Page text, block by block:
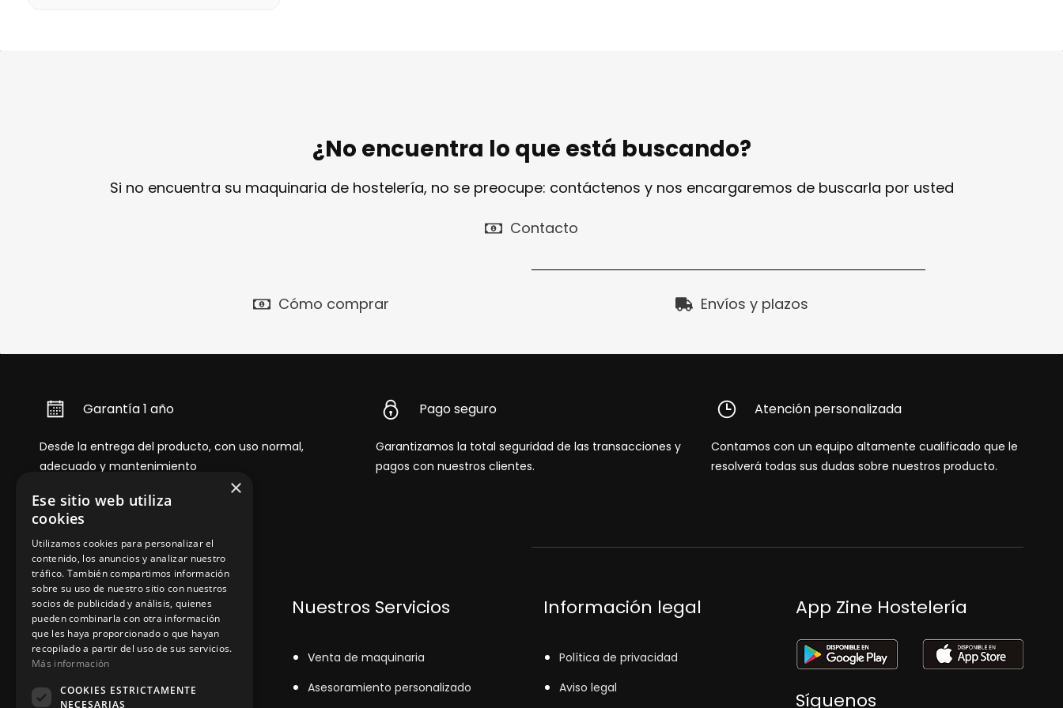
¿No encuentra lo que está buscando?
Si no encuentra su maquinaria de hostelería, no se preocupe: contáctenos y nos encargaremos de buscarla por usted
Contacto
Cómo comprar Envíos y plazos
Garantía 1 año
Desde la entrega del producto, con uso normal,
adecuado y mantenimiento
Pago seguro
Garantizamos la total seguridad de las transacciones y
pagos con nuestros clientes.
Atención personalizada
Contamos con un equipo altamente cualificado que le
resolverá todas sus dudas sobre nuestros producto.
Dónde encontrarnos
+34871043524
zinemarratxi@gmail.com
Nuestros Servicios
Venta de maquinaria
Asesoramiento personalizado
Información legal
Política de privacidad
Aviso legal
App Zine Hostelería
Síguenos
×
Ese sitio web utiliza
cookies
Utilizamos cookies para personalizar el
contenido, los anuncios y analizar nuestro
tráfico. También compartimos información
sobre su uso de nuestro sitio con nuestros
socios de publicidad y análisis, quienes
pueden combinarla con otra información
que les haya proporcionado o que hayan
recopilado a partir del uso de sus servicios.
Más información
COOKIES ESTRICTAMENTE
NECESARIAS